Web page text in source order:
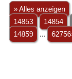
» Alles anzeigen
14853
14854
14859
...